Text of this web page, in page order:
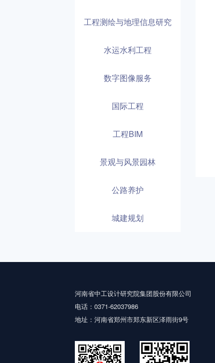
工程测绘与地理信息研究
水运水利工程
数字图像服务
国际工程
工程BIM
景观与风景园林
公路养护
城建规划
河南省中工设计研究院集团股份有限公司
电话：0371-62037986
地址：河南省郑州市郑东新区泽雨街9号